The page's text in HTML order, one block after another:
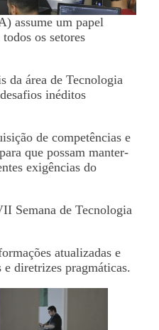
assume um papel
os setores
da área de Tecnologia
inéditos
de competências e
que possam manter-
exigências do
Semana de Tecnologia
atualizadas e
e diretrizes pragmáticas.